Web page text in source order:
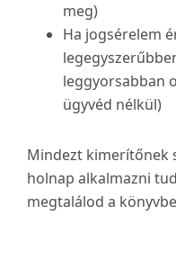
meg)
Ha jogsérelem
leggyorsabban
ügyvéd nélkül)
Mindezt kimerítőnek
holnap alkalmazni
megtalálod a